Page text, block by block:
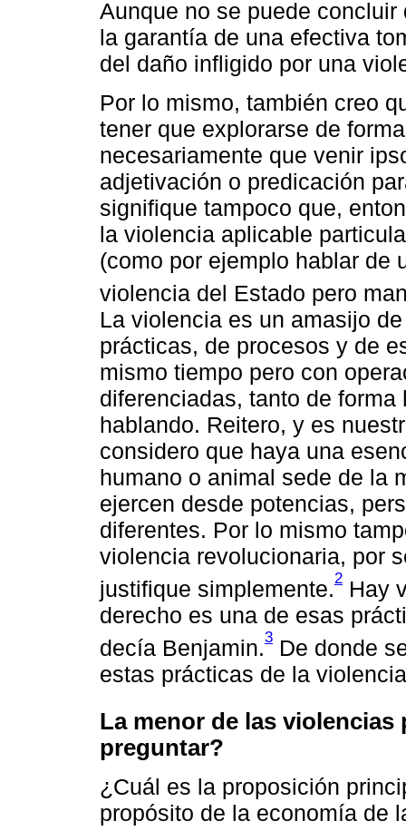
Aunque no se puede
la garantía de una efectiva
del daño infligido por una
Por lo mismo, también creo
tener que explorarse de
necesariamente que venir
adjetivación o predicación
signifique tampoco que,
la violencia aplicable
(como por ejemplo hablar de
violencia del Estado pero
La violencia es un amasijo
prácticas, de procesos y de
mismo tiempo pero con
diferenciadas, tanto de
hablando. Reitero, y es
considero que haya una
humano o animal sede de la
ejercen desde potencias,
diferentes. Por lo mismo
violencia revolucionaria, por
justifique simplemente.2 Hay
derecho es una de esas
decía Benjamin.3 De donde
estas prácticas de la
La menor de las
preguntar?
¿Cuál es la proposición
propósito de la economía de